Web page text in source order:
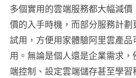
多個實用的雲端服務都大幅減
價的入手時機，而部分服務計劃
試用，方便用家體驗阿里雲產
用。無論是個人還是企業需求
端控制、設定雲端儲存甚至學